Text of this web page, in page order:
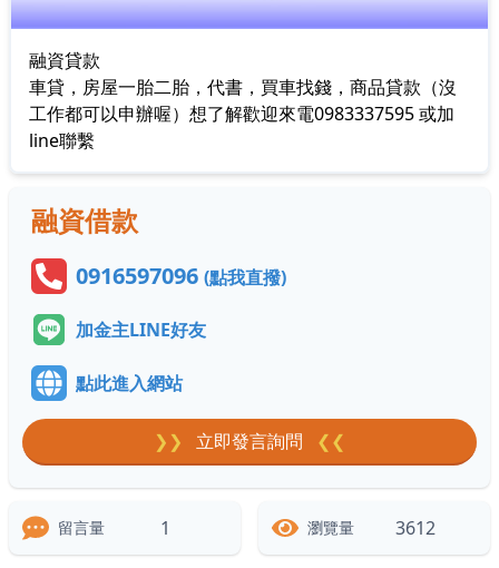
融資借款
0916597096 (點我直撥)
加金主LINE好友
點此進入網站
❯❯ 立即發言詢問 ❮❮
留言量 1 瀏覽量 3612
融資貸款
車貸，房屋一胎二胎，代書，買車找錢，商品貸款（沒
工作都可以申辦喔）想了解歡迎來電0983337595 或加
line聯繫